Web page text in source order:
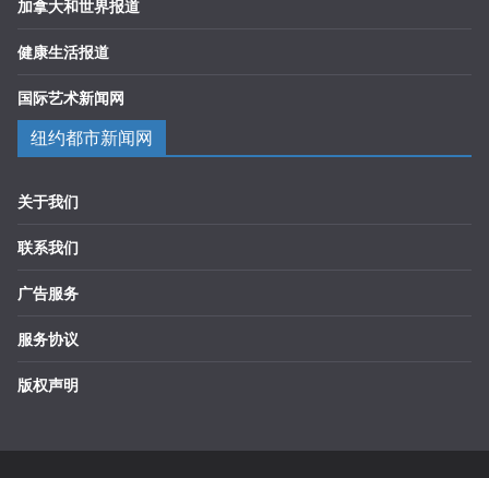
加拿大和世界报道
健康生活报道
国际艺术新闻网
纽约都市新闻网
关于我们
联系我们
广告服务
服务协议
版权声明